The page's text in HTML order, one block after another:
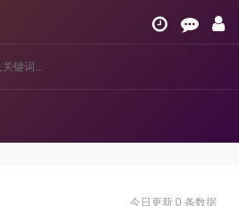
今日更新 0 条数据